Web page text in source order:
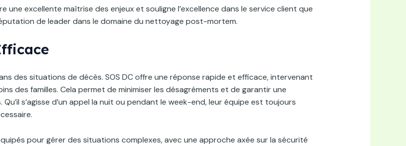
excellente maîtrise des enjeux et souligne l’excellence dans le service client que
de leader dans le domaine du nettoyage post-mortem.
des situations de décès. SOS DC offre une réponse rapide et efficace, intervenant
des familles. Cela permet de minimiser les désagréments et de garantir une
s’agisse d’un appel la nuit ou pendant le week-end, leur équipe est toujours
pour gérer des situations complexes, avec une approche axée sur la sécurité